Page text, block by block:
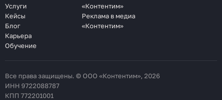
Услуги
Кейсы
Блог
Карьера
Обучение
«Контентим»
Реклама в медиа
«Контентим»
Все права защищены. © ООО «Контентим», 2026
ИНН 9722088787
КПП 772201001